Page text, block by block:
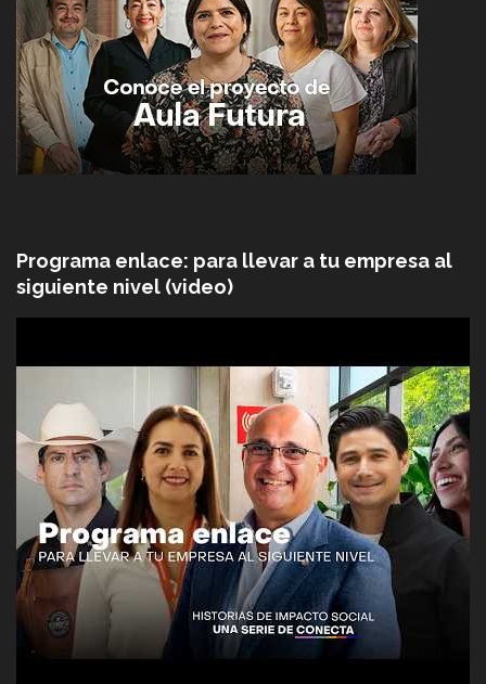
Programa enlace: para llevar a tu empresa al
siguiente nivel (video)